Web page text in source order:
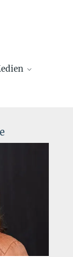
der Geschäftsleitung